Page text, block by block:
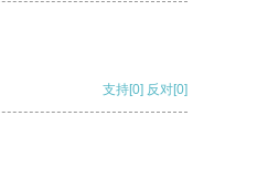
支持[0] 反对[0]